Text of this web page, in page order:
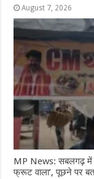
August 7, 2026
MP News: सबलगढ़ में
फ्रूट वाला’, पूछने पर